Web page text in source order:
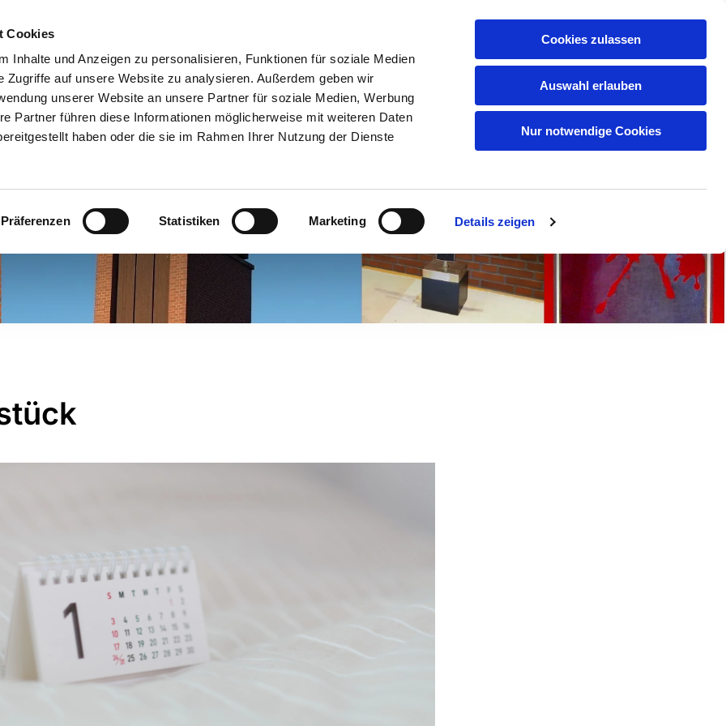
Cookies
Inhalte und Anzeigen zu personalisieren, Funktionen für soziale Medien
Zugriffe auf unsere Website zu analysieren. Außerdem geben wir
unserer Website an unsere Partner für soziale Medien, Werbung
Partner führen diese Informationen möglicherweise mit weiteren Daten
haben oder die sie im Rahmen Ihrer Nutzung der Dienste
Präferenzen Statistiken Marketing Details zeigen
Cookies zulassen
Auswahl erlauben
Nur notwendige Cookies
in Münster-Coerde
UND KREISE DAS NAGELKREUZ VON COVENTRY ANDREAS-CHRONIK